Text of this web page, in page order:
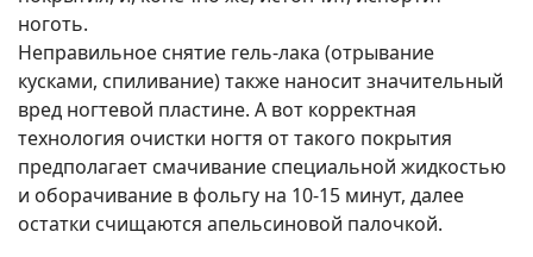
ноготь.
Неправильное снятие гель-лака (отрывание
кусками, спиливание) также наносит значительный
вред ногтевой пластине. А вот корректная
технология очистки ногтя от такого покрытия
предполагает смачивание специальной жидкостью
и оборачивание в фольгу на 10-15 минут, далее
остатки счищаются апельсиновой палочкой.